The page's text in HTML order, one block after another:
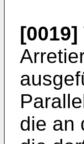
[0019]
die an